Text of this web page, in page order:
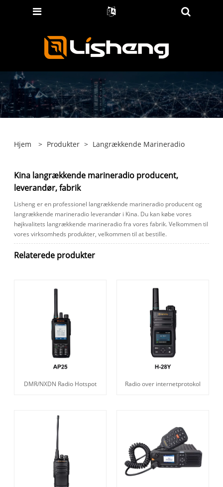
Hjem > Produkter > Langrækkende Marineradio
Kina langrækkende marineradio producent,
leverandør, fabrik
Lisheng er en professionel langrækkende marineradio producent og
langrækkende marineradio leverandør i Kina. Du kan købe vores
højkvalitets langrækkende marineradio fra vores fabrik. Velkommen til
vores virksomheds produkter, velkommen til at bestille.
Relaterede produkter
DMR/NXDN Radio Hotspot Radio over internetprotokol